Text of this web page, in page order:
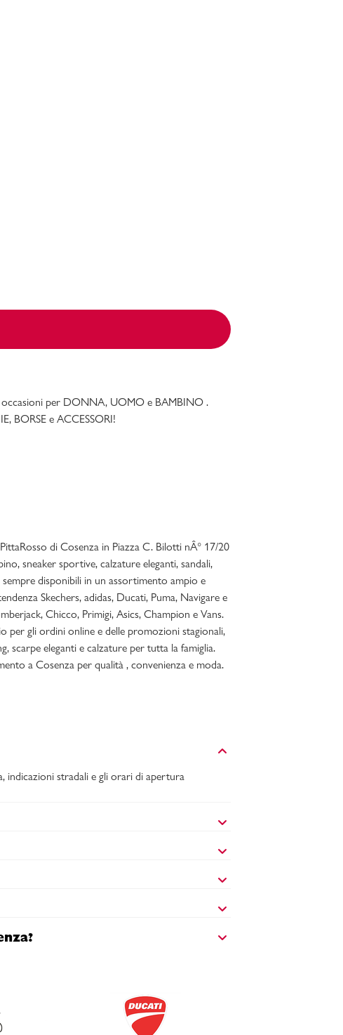
occasioni per DONNA, UOMO e BAMBINO .
BORSE e ACCESSORI!
di Cosenza in Piazza C. Bilotti nÂ° 17/20
sneaker sportive, calzature eleganti, sandali,
disponibili in un assortimento ampio e
Skechers, adidas, Ducati, Puma, Navigare e
Chicco, Primigi, Asics, Champion e Vans.
per gli ordini online e delle promozioni stagionali,
scarpe eleganti e calzature per tutta la famiglia.
a Cosenza per qualità , convenienza e moda.
indicazioni stradali e gli orari di apertura